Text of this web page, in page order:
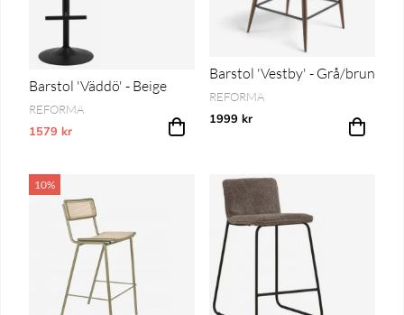
Barstol 'Väddö' - Beige
REFORMA
1579 kr
Vårt lägsta pris 1-30 dagar innan prissänkning
Barstol 'Vestby' - Grå/brun
REFORMA
1999 kr
10%